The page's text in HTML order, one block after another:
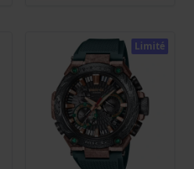
Limité